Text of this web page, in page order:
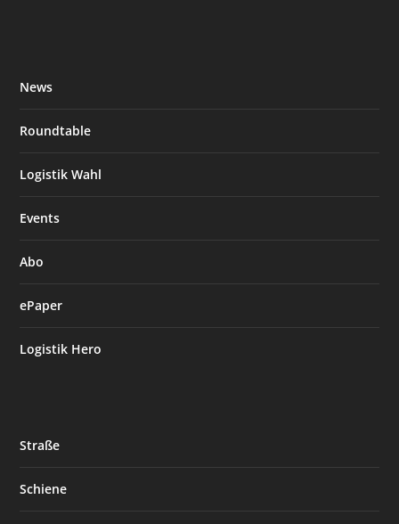
News
Roundtable
Logistik Wahl
Events
Abo
ePaper
Logistik Hero
Straße
Schiene